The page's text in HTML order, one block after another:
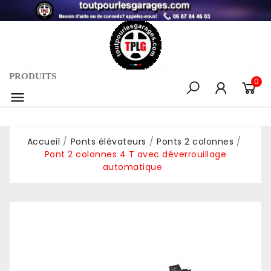
PRODUITS

0
Accueil Ponts élévateurs
Ponts 2 colonnes
Pont 2 colonnes 4 T avec déverrouillage
automatique